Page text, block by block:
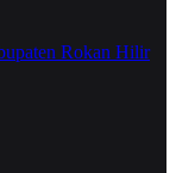
Rokan Hilir